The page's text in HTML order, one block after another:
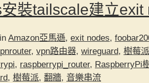
裝tailscale建立exit
Amazon亞馬遜, exit nodes,
, vpn路由器, wireguard, 樹莓派
, raspberrypi_router, RaspberryPi
, 樹莓派, 翻牆, 音樂串流